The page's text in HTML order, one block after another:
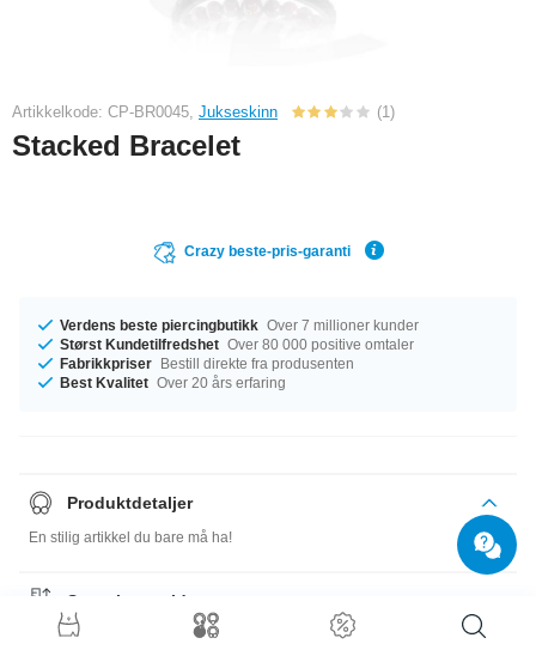
Artikkelkode: CP-BR0045, Jukseskinn (1)
Stacked Bracelet
Crazy beste-pris-garanti
Verdens beste piercingbutikk Over 7 millioner kunder
Størst Kundetilfredshet Over 80 000 positive omtaler
Fabrikkpriser Bestill direkte fra produsenten
Best Kvalitet Over 20 års erfaring
Produktdetaljer
En stilig artikkel du bare må ha!
Størrelsesguide